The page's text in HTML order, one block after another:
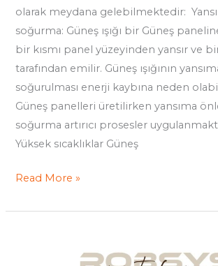
olarak meydana gelebilmektedir:
soğurma: Güneş ışığı bir Güneş
bir kısmı panel yüzeyinden yansır ve
tarafından emilir. Güneş ışığının
soğurulması enerji kaybına neden
Güneş panelleri üretilirken yansıma
soğurma artırıcı prosesler
Yüksek sıcaklıklar Güneş
Read More »